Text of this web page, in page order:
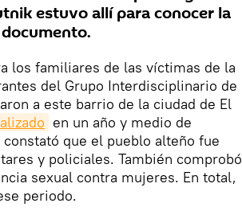
estuvo allí para conocer la
los familiares de las víctimas de la
del Grupo Interdisciplinario de
a este barrio de la ciudad de El
en un año y medio de
que el pueblo alteño fue
y policiales. También comprobó
sexual contra mujeres. En total,
periodo.